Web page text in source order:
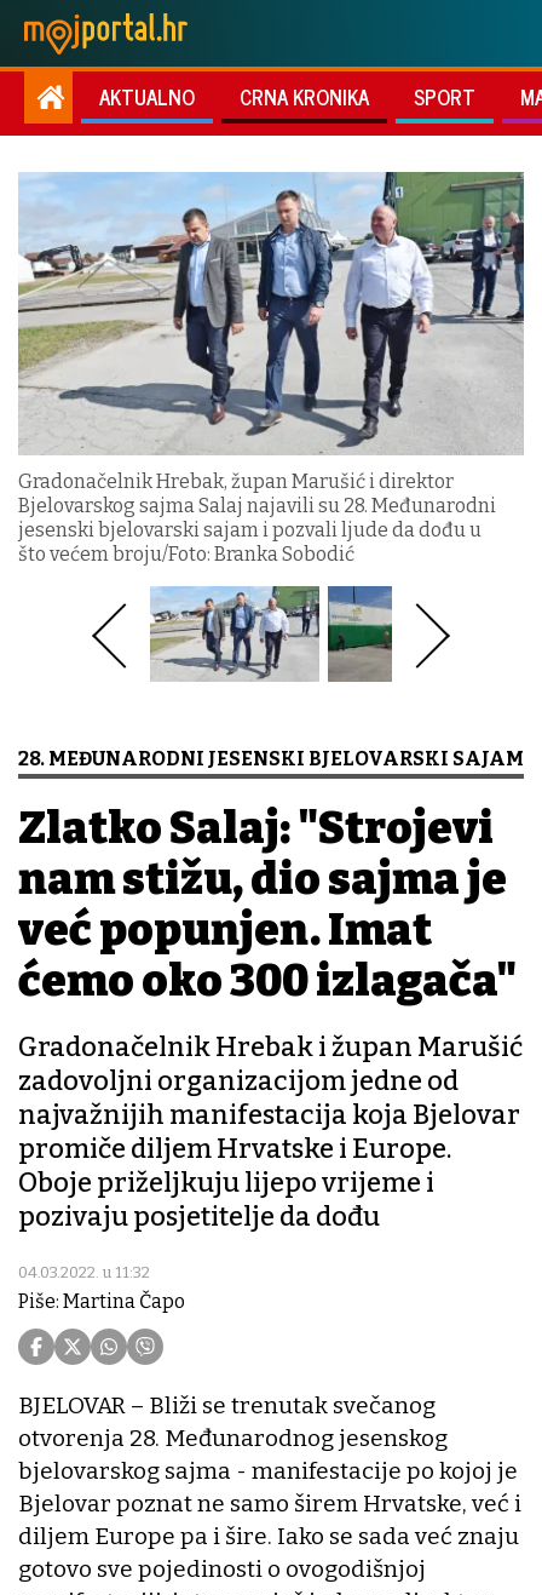
AKTUALNO CRNA KRONIKA SPORT
Gradonačelnik Hrebak, župan Marušić i direktor
Bjelovarskog sajma Salaj najavili su 28. Međunarodni
jesenski bjelovarski sajam i pozvali ljude da dođu u
što većem broju/Foto: Branka Sobodić
28. MEĐUNARODNI JESENSKI BJELOVARSKI SAJAM
Zlatko Salaj: "Strojevi
nam stižu, dio sajma je
već popunjen. Imat
ćemo oko 300 izlagača"
Gradonačelnik Hrebak i župan Marušić
zadovoljni organizacijom jedne od
najvažnijih manifestacija koja Bjelovar
promiče diljem Hrvatske i Europe.
Oboje priželjkuju lijepo vrijeme i
pozivaju posjetitelje da dođu
04.03.2022. u 11:32
Piše: Martina Čapo
BJELOVAR – Bliži se trenutak svečanog
otvorenja 28. Međunarodnog jesenskog
bjelovarskog sajma - manifestacije po kojoj je
Bjelovar poznat ne samo širem Hrvatske, već i
diljem Europe pa i šire. Iako se sada već znaju
gotovo sve pojedinosti o ovogodišnjoj